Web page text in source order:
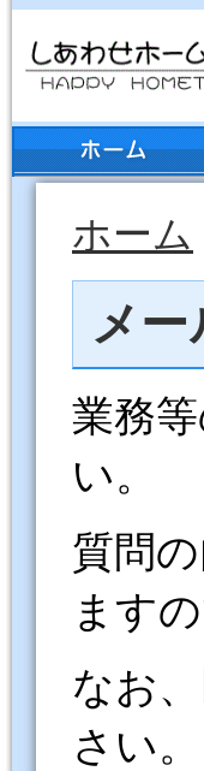
ホーム
メ
業務
い。
質問
ます
なお
さい。